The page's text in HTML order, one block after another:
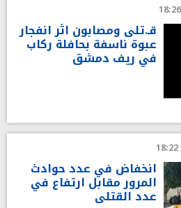
قـ.تلى ومصابون اثر انفجار
عبوة ناسفة بحافلة ركاب
في ريف دمشق
انخفاض في عدد حوادث
المرور مقابل ارتفاع في
عدد القتلى